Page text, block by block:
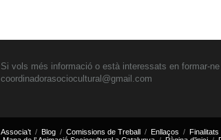
Si vols més informació o està interessats en formar-
coordinadorasociocultural@gmail.com
Associa’t Blog Comissions de Treball Enllaços Finalitats